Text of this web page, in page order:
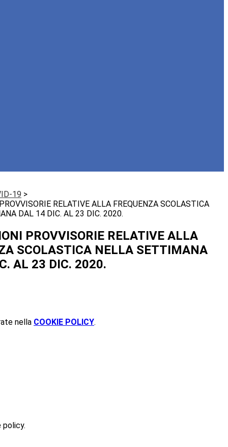
19 >
RELATIVE ALLA FREQUENZA SCOLASTICA
DAL 14 DIC. AL 23 DIC. 2020.
PROVVISORIE RELATIVE ALLA
SCOLASTICA NELLA SETTIMANA
AL 23 DIC. 2020.
nella COOKIE POLICY.
policy.